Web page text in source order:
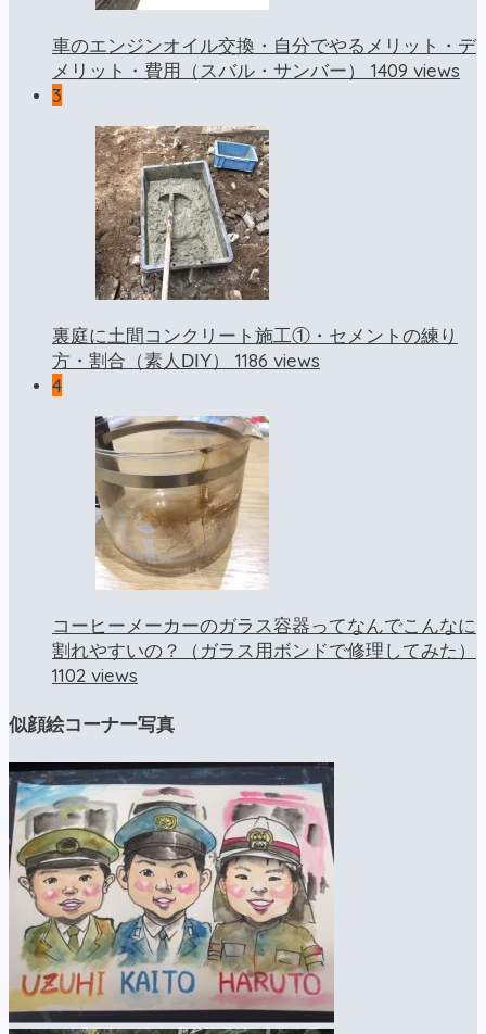
車のエンジンオイル交換・自分でやるメリット・デ
メリット・費用（スバル・サンバー） 1409 views
3
裏庭に土間コンクリート施工①・セメントの練り
方・割合（素人DIY） 1186 views
4
コーヒーメーカーのガラス容器ってなんでこんなに
割れやすいの？（ガラス用ボンドで修理してみた）
1102 views
似顔絵コーナー写真